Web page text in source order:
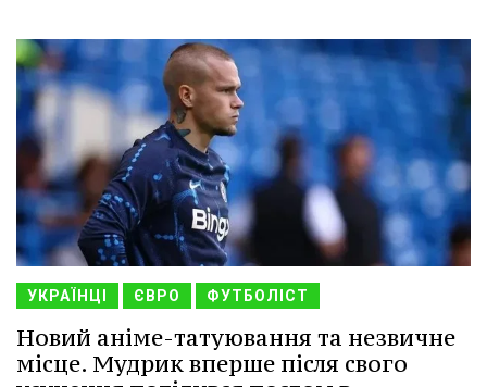
УКРАЇНЦІ ЄВРО ФУТБОЛІСТ
Новий аніме-татуювання та незвичне
місце. Мудрик вперше після свого